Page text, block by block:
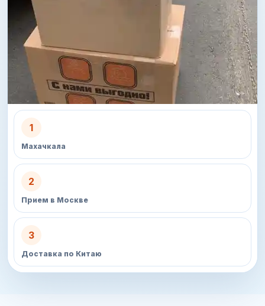
1
Махачкала
2
Прием в Москве
3
Доставка по Китаю